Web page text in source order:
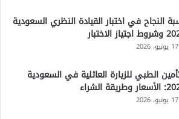
النجاح في اختبار القيادة النظري السعودية
الاختبار
17 يونيو، 2026
الطبي للزيارة العائلية في السعودية
وطريقة الشراء
17 يونيو، 2026